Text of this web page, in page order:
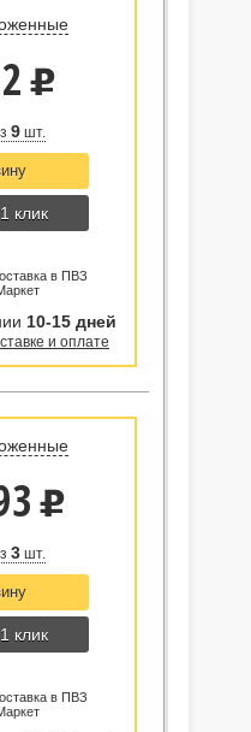
u
9шт.
клик
в ПВЗ
10-15 дней
и оплате
u
3шт.
клик
в ПВЗ